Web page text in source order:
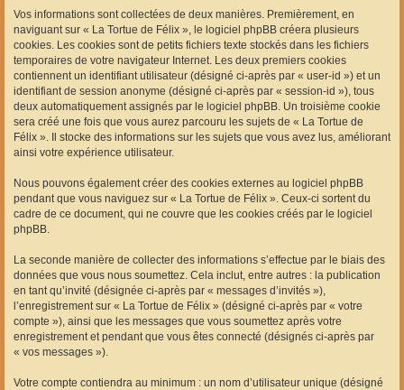
Vos informations sont collectées de deux manières. Premièrement, en
naviguant sur « La Tortue de Félix », le logiciel phpBB créera plusieurs
cookies. Les cookies sont de petits fichiers texte stockés dans les fichiers
temporaires de votre navigateur Internet. Les deux premiers cookies
contiennent un identifiant utilisateur (désigné ci-après par « user-id ») et un
identifiant de session anonyme (désigné ci-après par « session-id »), tous
deux automatiquement assignés par le logiciel phpBB. Un troisième cookie
sera créé une fois que vous aurez parcouru les sujets de « La Tortue de
Félix ». Il stocke des informations sur les sujets que vous avez lus, améliorant
ainsi votre expérience utilisateur.
Nous pouvons également créer des cookies externes au logiciel phpBB
pendant que vous naviguez sur « La Tortue de Félix ». Ceux-ci sortent du
cadre de ce document, qui ne couvre que les cookies créés par le logiciel
phpBB.
La seconde manière de collecter des informations s’effectue par le biais des
données que vous nous soumettez. Cela inclut, entre autres : la publication
en tant qu’invité (désignée ci-après par « messages d’invités »),
l’enregistrement sur « La Tortue de Félix » (désigné ci-après par « votre
compte »), ainsi que les messages que vous soumettez après votre
enregistrement et pendant que vous êtes connecté (désignés ci-après par
« vos messages »).
Votre compte contiendra au minimum : un nom d’utilisateur unique (désigné